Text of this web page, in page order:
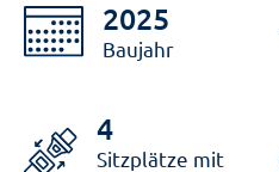
2025
Baujahr
4
Sitzplätze mit